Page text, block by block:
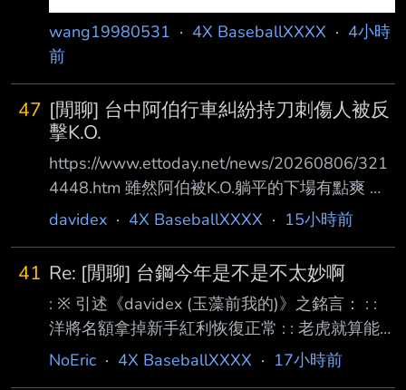
wang19980531 · 4X BaseballXXXX · 4小時
前
47 [閒聊] 台中阿伯行車糾紛持刀刺傷人被反
擊K.O.
https://www.ettoday.net/news/20260806/321
4448.htm 雖然阿伯被K.O.躺平的下場有點爽 不
過許多人說被害者還可能因為防衛過當入罪 但
他起不來還能怎樣？ 在台灣遇到白爛持刀堵你
難道沒啥好方法脫身？ -- 都已經受到生命威脅
了 萬一他裝死不確認馬上又爬起來偷襲哩
davidex · 4X BaseballXXXX · 15小時前
41 Re: [閒聊] 台鋼今年是不是不太妙啊
: ※ 引述《davidex (玉藻前我的)》之銘言： : :
洋將名額拿掉新手紅利恢復正常 : : 老虎就算能
頂上洋投的位置也只和去年相當 : : 隊伍深度不
NoEric · 4X BaseballXXXX · 17小時前